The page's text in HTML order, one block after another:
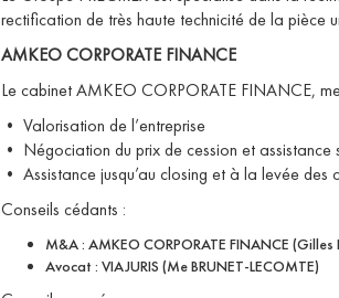
rectification de très haute technicité de la pièce
AMKEO CORPORATE FINANCE
Le cabinet AMKEO CORPORATE FINANCE,
• Valorisation de l’entreprise
• Négociation du prix de cession et assistance
• Assistance jusqu’au closing et à la levée des
Conseils cédants :
M&A : AMKEO CORPORATE FINANCE (Gilles
Avocat : VIAJURIS (Me BRUNET-LECOMTE)